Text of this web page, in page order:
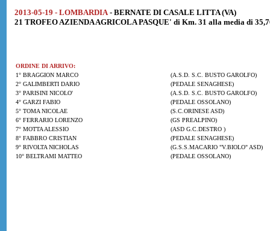
2013-05-19 - LOMBARDIA - BERNATE DI CASALE LITTA (VA)
21 TROFEO AZIENDA AGRICOLA PASQUE' di Km. 31 alla media di
ORDINE DI ARRIVO:
1° BRAGGION MARCO
(A.S.D. S.C. BUSTO GAROLFO)
2° GALIMBERTI DARIO
(PEDALE SENAGHESE)
3° PARISINI NICOLO'
(A.S.D. S.C. BUSTO GAROLFO)
4° GARZI FABIO
(PEDALE OSSOLANO)
5° TOMA NICOLAE
(S.C.ORINESE ASD)
6° FERRARIO LORENZO
(GS PREALPINO)
7° MOTTA ALESSIO
(ASD G.C.DESTRO )
8° FABBRO CRISTIAN
(PEDALE SENAGHESE)
9° RIVOLTA NICHOLAS
(G.S.S.MACARIO "V.BIOLO" ASD)
10° BELTRAMI MATTEO
(PEDALE OSSOLANO)